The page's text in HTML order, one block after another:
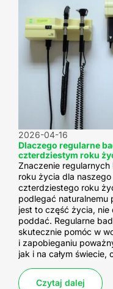
Dlaczego regularne
czterdziestym roku
2026-04-16
Znaczenie
roku życia dla
czterdziestego roku
podlegać naturalnemu
jest to część życia, nie
poddać. Regularne
skutecznie pomóc w
i zapobieganiu
jak i na całym
Czytaj dalej